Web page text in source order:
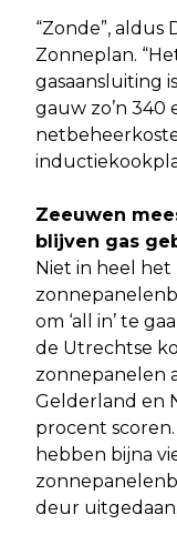
“Zonde”, aldus
Zonneplan.
gasaansluiting
gauw zo’n 340
Zeeuwen
blijven gas
Niet in heel het
om ‘all in’ te
de Utrechtse
zonnepanelen
Gelderland en
procent
hebben bijna
deur